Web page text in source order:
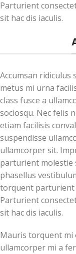
Parturient
sit hac dis iaculis.
Accumsan ridiculus
metus mi urna
class fusce a
sociosqu. Nec felis
etiam facilisis
suspendisse
ullamcorper sit.
parturient molestie
phasellus
torquent parturient
Parturient
sit hac dis iaculis.
Mauris torquent mi
ullamcorper mi a